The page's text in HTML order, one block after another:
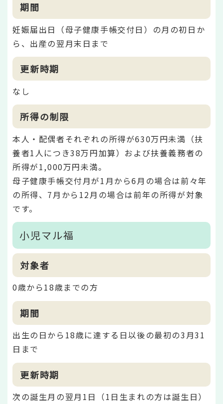
期間
妊娠届出日（母子健康手帳交付日）の月の初日か
ら、出産の翌月末日まで
更新時期
なし
所得の制限
本人・配偶者それぞれの所得が630万円未満（扶
養者1人につき38万円加算）および扶養義務者の
所得が1,000万円未満。
母子健康手帳交付月が1月から6月の場合は前々年
の所得、7月から12月の場合は前年の所得が対象
です。
小児マル福
対象者
0歳から18歳までの方
期間
出生の日から18歳に達する日以後の最初の3月31
日まで
更新時期
次の誕生月の翌月1日（1日生まれの方は誕生日）